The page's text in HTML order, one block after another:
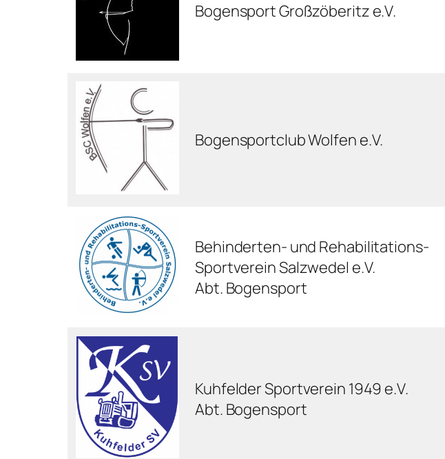
Bogensport Großzöberitz e.V.
Bogensportclub Wolfen e.V.
Behinderten- und Rehabilitations-
Sportverein Salzwedel e.V.
Abt. Bogensport
Kuhfelder Sportverein 1949 e.V.
Abt. Bogensport